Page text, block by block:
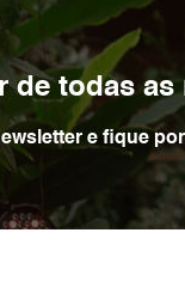
de todas
e fique